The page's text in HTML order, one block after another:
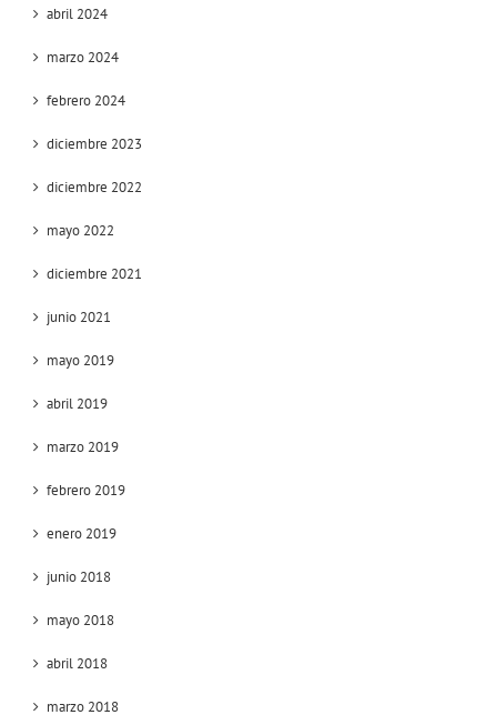
abril 2024
marzo 2024
febrero 2024
diciembre 2023
diciembre 2022
mayo 2022
diciembre 2021
junio 2021
mayo 2019
abril 2019
marzo 2019
febrero 2019
enero 2019
junio 2018
mayo 2018
abril 2018
marzo 2018